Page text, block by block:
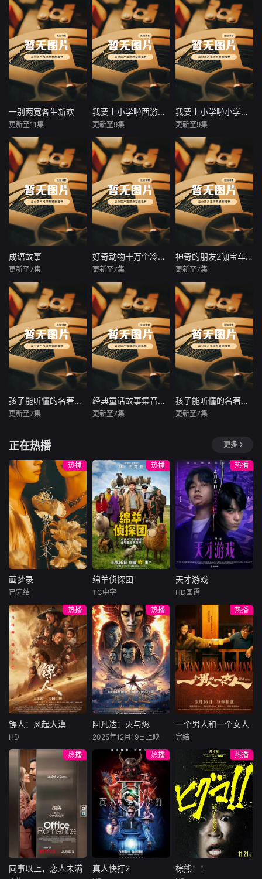
昭昭是个无父无母
的孤儿，她收留数
人拼凑出属于自己
的温暖小家
明末京师危亡之
际，明太祖朱元璋
魂穿崇祯帝，于煤
山自缢绝境中苏
醒。他以铁血手段
整肃内奸、抄家筹
饷提振军心，定下
金蝉脱壳之计突围
京师。经通州平
叛、天津博弈，他
力排众议放弃南
关。面对摇摆不定
的关宁军、虎视眈
眈的大顺与关外势
力，他以帝王心术
恩威并施，于风雨
飘摇中扛起残局，
开启了逆势复兴大
明的权谋征程。
意外来到异世的苏
落，面对深陷危机
的开局，绑定了神
秘的系统。为了生
存并纠正前身犯下
的过错，她凭借过
人的智慧与胆识，
加入镇诡司，踏上
清剿凶兽、护佑百
姓的惊险之路。从
化解村落危机，到
巨兽，苏落屡破险
局。在暗查镇诡司
内部腐败时，她结
识了身陷囹圄的神
秘青年沈惊蛰。两
人结成同盟，决心
共同揭开潜伏在城
中的巨大阴谋，在
重重危机中坚守正
道，迎向破晓。
一别两宽各生新欢
影后妻子从不让任
何男人碰她，连合
照都要保持一拳距
离。我生日那天，
她的新戏搭档发了
条动态——照片
里，那个新人从背
后环着她的腰，配
文追星八年终于成
了偶像搭档。我评
论：“是你老婆吗你
让我删评论，说弟
弟追星成功而已，
别想太恶毒。新人
顺势卖惨：“追梦路
上总有误解，可我
的光教会我不要沮
丧。”全网夸他善良
大度。我笑了笑，
拨出一个电话。第
二天，他的男主角
就换了人。有些
光，照不亮不该照
一别两宽各生新欢
更新至11集
我要上小学啦西游记儿童故事学习应付困难提升文学素养
【该节目为音频】
专为幼升小孩子打
造，全套趣味音频
故事适配孩子睡
前、休闲聆听。课
程改编经典《西游
记》，剔除复杂惊
悚情节，用温柔易
懂的语言讲述师徒
取经的精彩旅程。
听故事过程中，孩
的孙悟空、踏实善
良的师徒四人，潜
移默化学会坚持、
团结与勇敢等美好
品质。流畅的有声
讲述锻炼专注力、
语言理解力与表达
语感，积累丰富词
汇，为小学语文阅
读打好基础。不用
费心陪伴，随时收
听，既能丰富课余
入小学。
我要上小学啦西游记儿童故事学习应付困难提升文学素养
更新至9集
我要上小学啦小学必背古诗词50首入学古诗储备自信开启小学
【该节目为音频】
专为幼升小孩子打
造的诗词动画启蒙
课。课程精选低年
级要求掌握的50首
经典古诗，搭配精
美趣味动画，将诗
词描绘的画面生动
展现，告别枯燥背
诵。每首诗拆解字
词释义、朗读节奏
助孩子理解诗意、
熟读成诵。课堂循
序渐进，从跟读朗
读到完整背诵，同
步积累优美词句，
提升语感与文字审
美。提前储备小学
核心诗词内容，减
轻入学后的语文学
习压力，在古韵熏
陶中培养文学底
蕴，积累写作素
满的诗词储备，自
我要上小学啦小学必背古诗词50首入学古诗储备自信开启小学
更新至9集
成语故事
【该节目为音频】
每个成语的背后都
有一个意义深远的
故事，是我们几千
年以来人民智慧的
结晶，晓琳妈妈精
选了适合儿童听的
成语故事，所选取
的故事语音生动，
通俗易懂，能够帮
助孩子了解历史。
能开阔视野，学习
其中美好的品质，
做个真诚、善良、
勤奋好学、有担
当，机智勇敢的
人。
成语故事
更新至7集
好奇动物十万个冷知识音频版
【该节目为音频】
孩子就像一台“问号
制造机”：为什么毛
毛虫会变成蝴蝶？
不刷牙会怎样？鲸
鲨为什么是最大的
鱼？天上那些星星
到底有什么用？
《十万个“冷知
识”》是一套专为3
–12岁孩子打造的
恐龙探秘、火山喷
发，到海洋奇观、
昆虫超能力；从食
物消化、八大行
星、植物生长，到
宇宙大爆炸；还带
你了解身体的小秘
密——不睡觉、不
剪指甲会怎样？以
及植物界的“炸弹”
凤仙花、“地雷”喷
瓜、会吃虫的猪笼
轻松有趣的方式，
解答孩子脑袋里那
些“奇怪又可爱”的
问题。不讲枯燥公
式，只
好奇动物十万个冷知识音频版
更新至7集
神奇的朋友2咖宝车神音频版
【该节目为音频】
田小咖是一名乐观
向上、聪明独立的
小学生，他有着几
个要好的同学，平
时，小咖喜欢和同
学们在一起学习和
分享生活点滴；小
咖还有一帮神奇的
机器人朋友——咖
宝车神，每当遇到
这群好朋友随时等
待召唤，是小咖忠
实的好帮手。
神奇的朋友2咖宝车神音频版
更新至7集
孩子能听懂的名著曲小奇西游记
【该节目为音频】
曲小奇小小人讲名
著系列第三部，带
你玩转西游记！白
话趣味改编经典名
著，师徒爆笑取经
冒险，好听易懂，
边听故事边学传统
文化。
孩子能听懂的名著曲小奇西游记
更新至7集
经典童话故事集音频版
的童话世界！这套
《经典童话故事
集》音频收录了50
篇世界经典故事，
语言温柔易懂，适
合小朋友睡前聆
听。这里有善良勇
敢的小红帽、纯真
的丑小鸭、机智的
匹诺曹，还有《灰
姑娘》《小王子》
等家喻户晓的名
篇。故事充满温暖
与想象力，既能带
孩子走进奇幻森
林、魔法城堡，又
能悄悄教会孩子诚
实、善良、勇敢与
包容。柔和音频陪
伴孩子放松入睡，
在趣味故事里拓宽
眼界，收获美好品
格。
经典童话故事集音频版
更新至7集
孩子能听懂的名著曲小奇山海经
【该节目为音频】
曲小奇小小人讲名
著系列第二部：探
秘奇幻山海经！童
趣解读上古奇书，
神兽秘境奇妙历
险，生动好懂，边
听故事边积累国风
神话知识。
孩子能听懂的名著曲小奇山海经
更新至7集
正在热播 更多
热播
画梦录
林柏叡
民国的上海滩，身
怀绝技的孤女画师
许雁真，意外与身
陷危局的融汇银行
总账姜心羽产生交
集。姜心羽遭人陷
害，只得与许雁真
结盟，彼时银行欲
将国宝名画低价卖
给外国人，许雁真
仿造名画、偷天换
日。几经波折，两
人联手在各方势力
的夹缝间巧妙周
旋，共历险阻，破
解重重困境。
画梦录
已完结
热播
绵羊侦探团
尼可拉斯·博朗
尼古拉斯·加利齐纳
牧羊人乔治
（休·杰克曼饰）最
爱给羊群读侦探小
说，没想到自己有
一天会离奇死亡。
他留下的3000万
巨额遗产，让每个
人貌似都有犯罪动
机。警察毫无头绪
“不务正业”迈出牧
场，追查牧羊人“躺
平
绵羊侦探团
TC中字
热播
天才游戏
李蔓瑄
穷途末路的天才少
年刘全龙（彭昱畅
饰），被偏执富家
公子陈伦（丁禹兮
饰）选中，被迫踏
入一场为他量身打
造的“换命游戏”。
豪华别墅、名车名
表、神秘女友全部
备齐，在陈伦的精
瞬间拥有顶配人
生。
天才游戏
HD国语
热播
镖人：风起大漠
于适
大漠之上，镖人、
官府、西域五大家
族等多方势力盘根
错节、暗潮涌动。
“天字第二号逃犯”
刀马接下特殊押镖
任务，和同伴一起
从西域护镖远赴长
安。不料，他们的
镖人：风起大漠
HD
热播
阿凡达：火与烬
佐伊·索尔达娜
西格妮·韦弗
影片聚焦杰克·萨利
与奈蒂莉一家的命
运起伏，在前作的
情感余波之上，深
刻描绘一个家族在
战火中如何成长、
并共同守护血脉相
连的情感纽带的历
阿凡达：火与烬
2025年12月19日上映
热播
一个男人和一个女人
周汉宁
男人（黄渤
饰）和女人（倪妮
饰）飞机同时落
地，入住同一家酒
店，成为一墙之隔
的邻居。不够隔音
的房间暴露了男人
和女人因生活暂停
陷入的困境，健
一个男人和一个女人
完结
热播
同事以上，恋人未满
同事以上，恋人未满
热播
真人快打2
真人快打2
热播
棕熊！！
棕熊！！